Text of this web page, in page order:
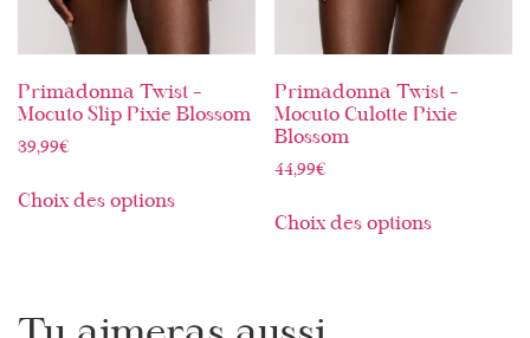
Primadonna Twist –
Mocuto Slip Pixie Blossom
39,99€
Choix des options
Primadonna Twist –
Mocuto Culotte Pixie
Blossom
44,99€
Choix des options